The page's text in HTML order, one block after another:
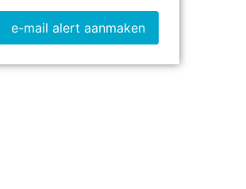
e-mail alert aanmaken